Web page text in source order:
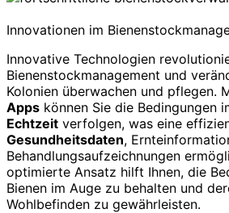
Innovationen im
Innovative Technologien
Bienenstockmanagement und
Kolonien überwachen und pflegen.
Apps können Sie die Bedingungen
Echtzeit verfolgen, was eine
Gesundheitsdaten,
Behandlungsaufzeichnungen
optimierte Ansatz hilft Ihnen, die
Bienen im Auge zu behalten und
Wohlbefinden zu gewährleisten.